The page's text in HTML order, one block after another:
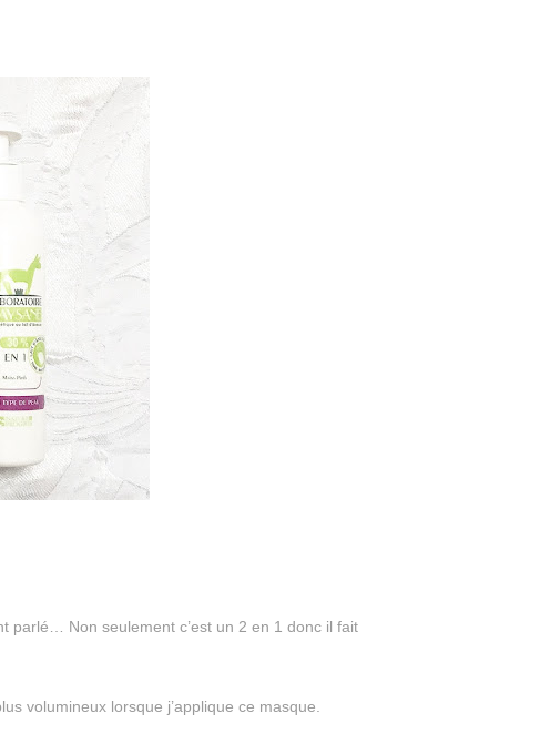
parlé… Non seulement c’est un 2 en 1 donc il fait
volumineux lorsque j’applique ce masque.